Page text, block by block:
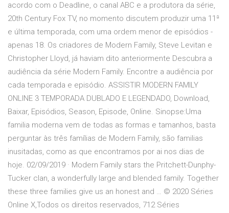
acordo com o Deadline, o canal ABC e a produtora da série,
20th Century Fox TV, no momento discutem produzir uma 11ª
e última temporada, com uma ordem menor de episódios -
apenas 18. Os criadores de Modern Family, Steve Levitan e
Christopher Lloyd, já haviam dito anteriormente Descubra a
audiência da série Modern Family. Encontre a audiência por
cada temporada e episódio. ASSISTIR MODERN FAMILY
ONLINE 3 TEMPORADA DUBLADO E LEGENDADO, Download,
Baixar, Episódios, Season, Episode, Online. Sinopse:Uma
familia moderna vem de todas as formas e tamanhos, basta
perguntar às três famílias de Modern Family, são familias
inusitadas, como as que encontramos por ai nos dias de
hoje. 02/09/2019 · Modern Family stars the Pritchett-Dunphy-
Tucker clan, a wonderfully large and blended family. Together
these three families give us an honest and … © 2020 Séries
Online X,Todos os direitos reservados, 712 Séries